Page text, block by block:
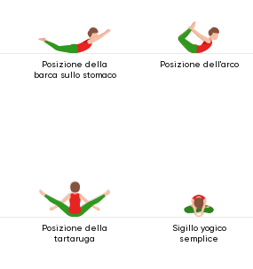
Posizione della
barca sullo stomaco
Posizione dell'arco
Posizione della
tartaruga
Sigillo yogico
semplice